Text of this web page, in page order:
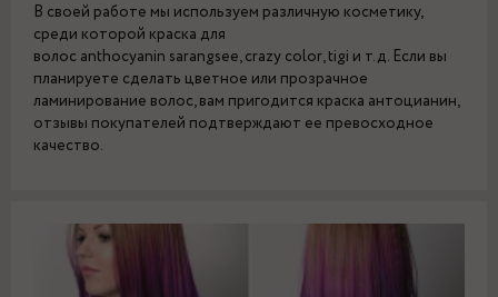
В своей работе мы используем различную косметику,
среди которой краска для
волос anthocyanin sarangsee, crazy color, tigi и т.д. Если вы
планируете сделать цветное или прозрачное
ламинирование волос, вам пригодится краска антоцианин,
отзывы покупателей подтверждают ее превосходное
качество.